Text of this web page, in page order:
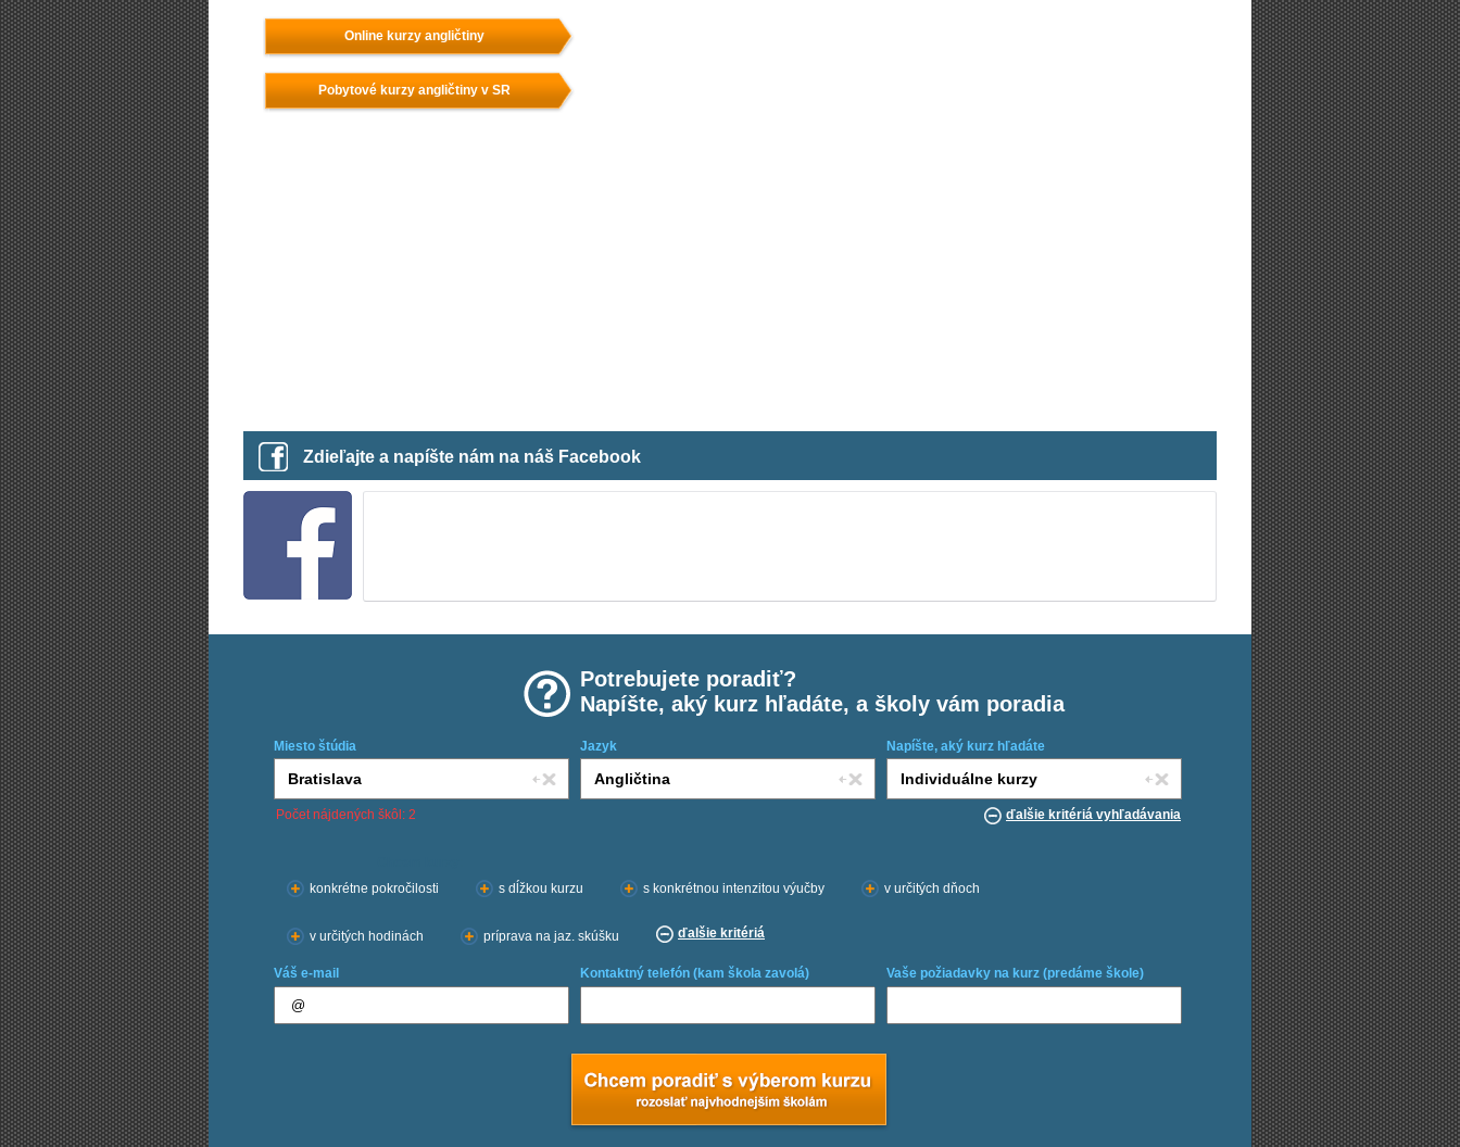
Online kurzy angličtiny
Pobytové kurzy angličtiny v SR
Zdieľajte a napíšte nám na náš Facebook
Potrebujete poradiť?
Napíšte, aký kurz hľadáte, a školy vám poradia
Miesto štúdia Jazyk Napíšte, aký kurz hľadáte
Počet nájdených škôl: 2 ďalšie kritériá vyhľadávania
konkrétne pokročilosti
s dĺžkou kurzu s konkrétnou intenzitou výučby v určitých dňoch
v určitých hodinách príprava na jaz. skúšku ďalšie kritériá
Váš e-mail Kontaktný telefón (kam škola zavolá) Vaše požiadavky na kurz (predáme škole)